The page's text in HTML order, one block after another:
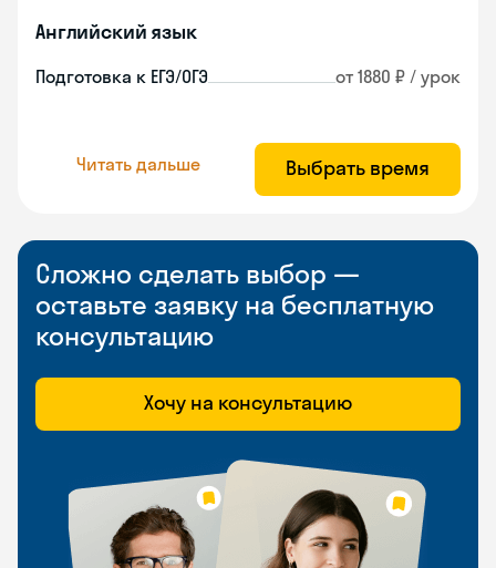
Английский язык
Подготовка к ЕГЭ/ОГЭ от 1880 ₽ / урок
Читать дальше Выбрать время
Сложно сделать выбор —
оставьте заявку на бесплатную
консультацию
Хочу на консультацию